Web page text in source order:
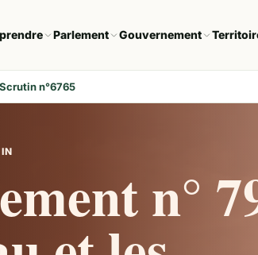
Parlement Gouvernement
Scrutin n°6765
n°